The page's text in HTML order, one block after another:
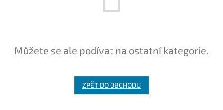
Můžete se ale podívat na ostatní kategorie.
ZPĚT DO OBCHODU